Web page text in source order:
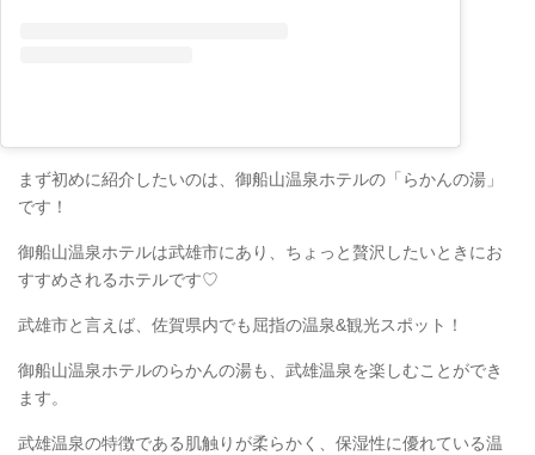
まず初めに紹介したいのは、御船山温泉ホテルの「らかんの湯」
です！
御船山温泉ホテルは武雄市にあり、ちょっと贅沢したいときにお
すすめされるホテルです♡
武雄市と言えば、佐賀県内でも屈指の温泉&観光スポット！
御船山温泉ホテルのらかんの湯も、武雄温泉を楽しむことができ
ます。
武雄温泉の特徴である肌触りが柔らかく、保湿性に優れている温